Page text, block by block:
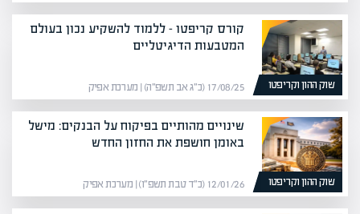
שוק ההון וקריפטו
קורס קריפטו – ללמוד להשקיע נכון בעולם
המטבעות הדיגיטליים
17/08/25 (כ״ג אב תשפ״ה) | מערכת אפיק
שוק ההון וקריפטו
שינויים מהותיים בפיקוח על הבנקים: מישל
באומן חושפת את החזון החדש
12/01/26 (כ״ד טבת תשפ״ו) | מערכת אפיק